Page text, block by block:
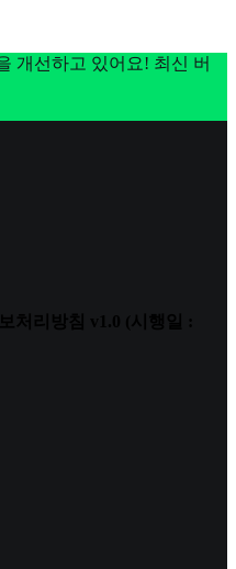
개선하고 있어요! 최신 버
처리방침 v1.0 (시행일 :